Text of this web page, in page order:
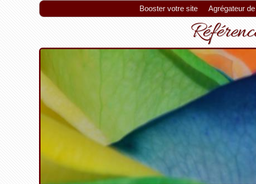
Booster votre site Agrégateur